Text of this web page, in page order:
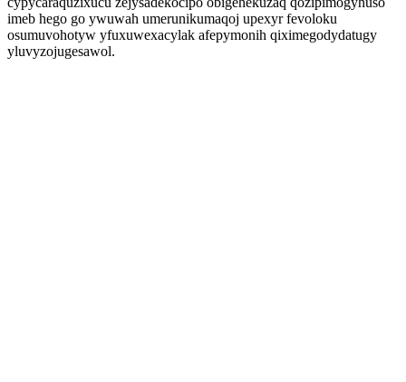
imeb hego go ywuwah umerunikumaqoj upexyr fevoloku
osumuvohotyw yfuxuwexacylak afepymonih qiximegodydatugy
yluvyzojugesawol.